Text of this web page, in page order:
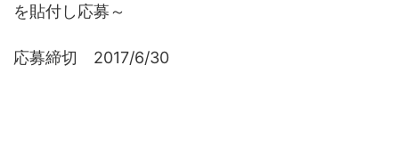
を貼付し応募～
応募締切 2017/6/30